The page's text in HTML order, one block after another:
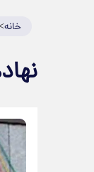
خانه